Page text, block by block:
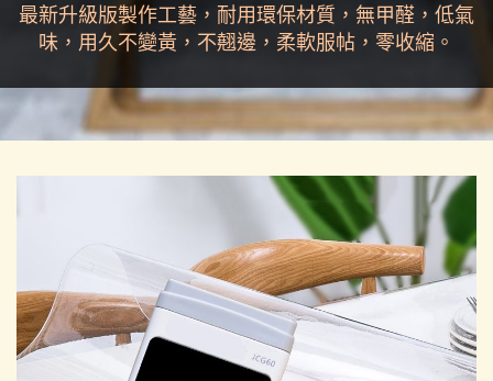
最新升級版製作工藝，耐用環保材質，無甲醛，低氣
味，用久不變黃，不翹邊，柔軟服帖，零收縮。